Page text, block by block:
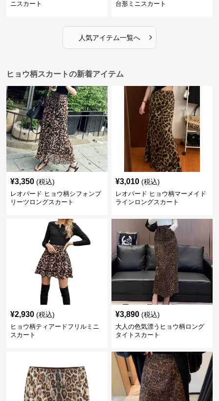
ニスカート 台形ミニスカート
人気アイテム一覧へ ›
ヒョウ柄スカートの新着アイテム
¥3,350 (税込)
レオパード ヒョウ柄シフォンプ
リーツロングスカート
¥3,010 (税込)
レオパード ヒョウ柄マーメイド
ラインロングスカート
¥2,930 (税込)
ヒョウ柄ティアードフリルミニ
スカート
¥3,890 (税込)
大人の色気漂うヒョウ柄ロング
タイトスカート